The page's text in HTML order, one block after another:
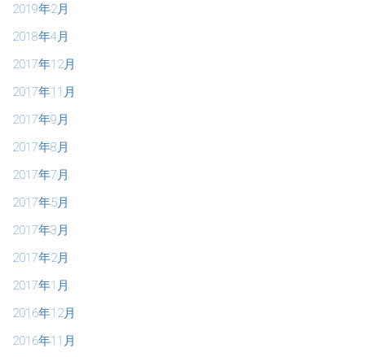
2019年2月
2018年4月
2017年12月
2017年11月
2017年9月
2017年8月
2017年7月
2017年5月
2017年3月
2017年2月
2017年1月
2016年12月
2016年11月